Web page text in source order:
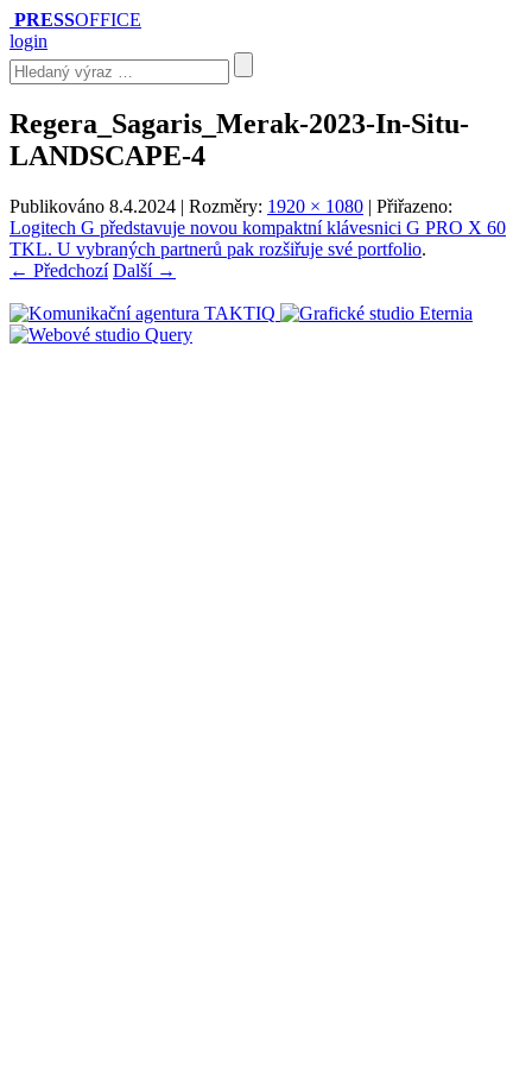
PRESSOFFICE
login
Regera_Sagaris_Merak-2023-In-Situ-
LANDSCAPE-4
Publikováno 8.4.2024 | Rozměry: 1920 × 1080 | Přiřazeno:
Logitech G představuje novou kompaktní klávesnici G PRO X 60
TKL. U vybraných partnerů pak rozšiřuje své portfolio.
← Předchozí Další →